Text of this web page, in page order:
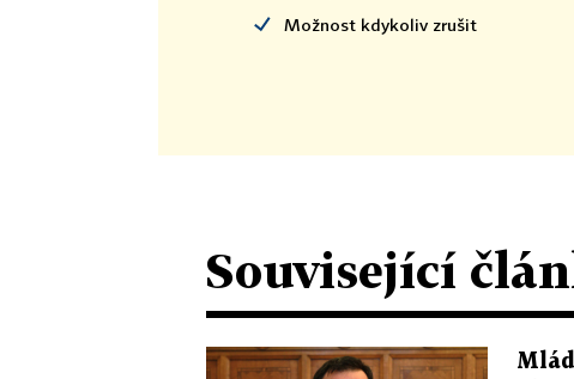
Možnost kdykoliv zrušit
Související